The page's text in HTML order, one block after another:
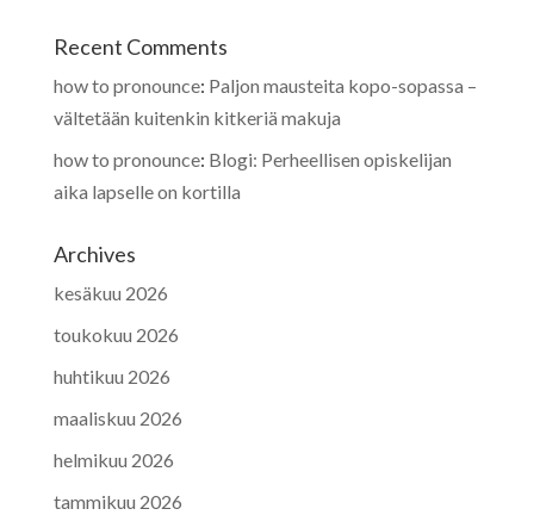
Recent Comments
how to pronounce: Paljon mausteita kopo-sopassa –
vältetään kuitenkin kitkeriä makuja
how to pronounce: Blogi: Perheellisen opiskelijan
aika lapselle on kortilla
Archives
kesäkuu 2026
toukokuu 2026
huhtikuu 2026
maaliskuu 2026
helmikuu 2026
tammikuu 2026